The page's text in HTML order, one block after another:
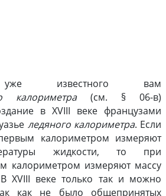
уже известного вам
калориметра(см. § 06-в)
в ХVIII веке французами
ледяного калориметра. Если
калориметром измеряют
жидкости, то при
калориметром измеряют массу
ХVIII веке только так и можно
как не было общепринятых